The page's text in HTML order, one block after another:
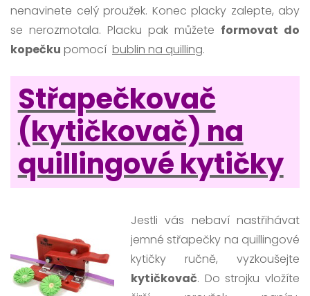
nenavinete celý proužek. Konec placky zalepte, aby
se nerozmotala. Placku pak můžete formovat do
kopečku pomocí bublin na quilling.
Střapečkovač
(kytičkovač) na
quillingové kytičky
Jestli vás nebaví nastřihávat
jemné střapečky na quillingové
kytičky ručně, vyzkoušejte
kytičkovač. Do strojku vložíte